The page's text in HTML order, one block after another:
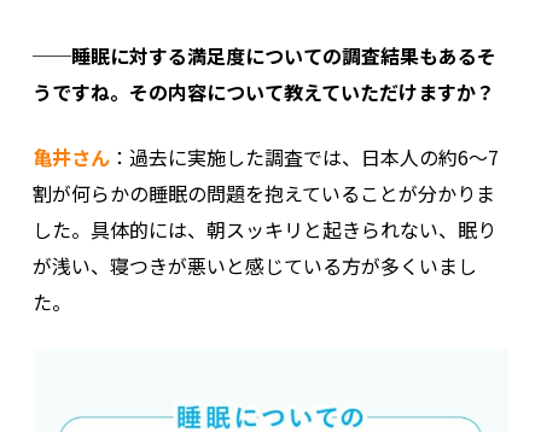
──睡眠に対する満足度についての調査結果もあるそ
うですね。その内容について教えていただけますか？
亀井さん：過去に実施した調査では、日本人の約6～7
割が何らかの睡眠の問題を抱えていることが分かりま
した。具体的には、朝スッキリと起きられない、眠り
が浅い、寝つきが悪いと感じている方が多くいまし
た。